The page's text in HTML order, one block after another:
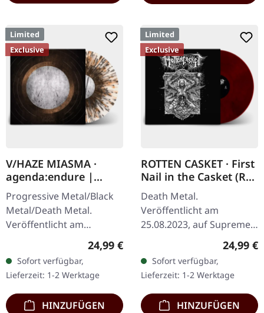
Limited
Exclusive
V/HAZE MIASMA ·
agenda:endure |
SPLATTER LP
Progressive Metal/Black
Metal/Death Metal.
Veröffentlicht am
08.12.2023, auf Supreme
Chaos Records. SCR
Exklusives Ultra
Clear/Silber/Gold/Schwar
z…
Regulärer Preis:
24,99 €
Sofort verfügbar,
Lieferzeit: 1-2 Werktage
HINZUFÜGEN
Limited
Exclusive
ROTTEN CASKET · First
Nail in the Casket (Re-
Release) | RED/BLACK
LP
Death Metal.
Veröffentlicht am
25.08.2023, auf Supreme
Chaos Records. SCR
exklusiv! Re-Release auf
transparent rot/schwarz
marmoriertem Vinyl,…
24,99 €
Sofort verfügbar,
Lieferzeit: 1-2 Werktage
HINZUFÜGEN